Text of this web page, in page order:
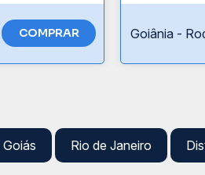
COMPRAR Goiânia -
Goiás Rio de Janeiro